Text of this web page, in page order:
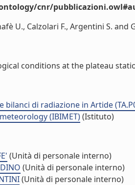
cnr/
U., Calzolari F., Argentini S. and
conditions at the plateau
bilanci di radiazione in Artide
(IBIMET)(Istituto)
(Unità di personale interno)
(Unità di personale interno)
(Unità di personale interno)